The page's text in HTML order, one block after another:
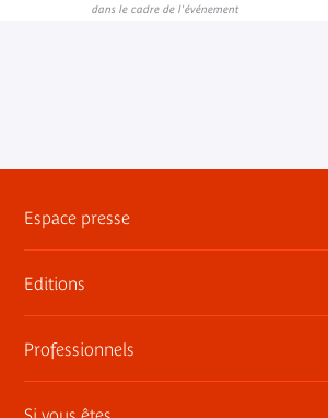
dans le cadre de l'événement
Espace presse
Dossiers, communiqués, bandes
Contact presse
Editions
Les publications du musée
Professionnels